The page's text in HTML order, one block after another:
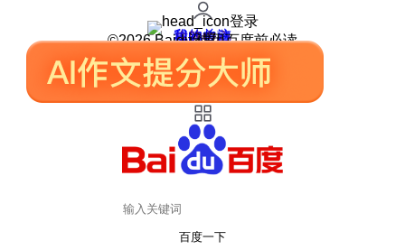
登录
我的关注
我的收藏
皮肤中心
用户反馈
设置
©2026 Baidu 使用百度前必读
百度一下